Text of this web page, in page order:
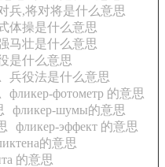
兵,将对将是什么意思
体操是什么意思
马壮是什么意思
是什么意思
兵役法是什么意思
фликер-фотометр 的意思
фликер-шумы的意思
фликер-эффект 的意思
的意思
的意思